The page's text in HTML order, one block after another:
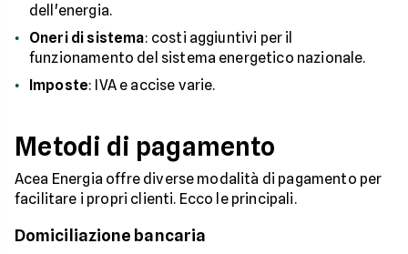
dell'energia.
Oneri di sistema: costi aggiuntivi per il
funzionamento del sistema energetico nazionale.
Imposte: IVA e accise varie.
Metodi di pagamento
Acea Energia offre diverse modalità di pagamento per
facilitare i propri clienti. Ecco le principali.
Domiciliazione bancaria